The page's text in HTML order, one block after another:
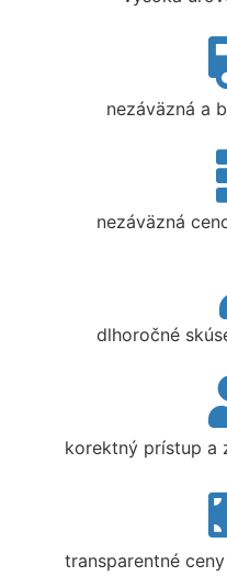
nezáväzná a
nezáväzná
dlhoročné
korektný prístup a
transparentné